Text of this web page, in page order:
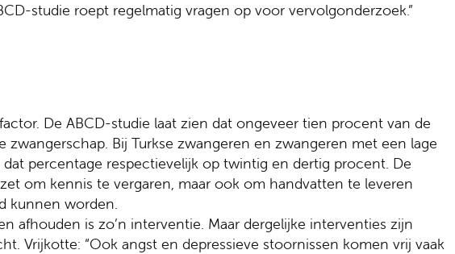
studie roept regelmatig vragen op voor vervolgonderzoek.”
De ABCD-studie laat zien dat ongeveer tien procent van de
Bij Turkse zwangeren en zwangeren met een lage
percentage respectievelijk op twintig en dertig procent. De
om kennis te vergaren, maar ook om handvatten te leveren
kunnen worden.
afhouden is zo’n interventie. Maar dergelijke interventies zijn
Vrijkotte: “Ook angst en depressieve stoornissen komen vrij vaak